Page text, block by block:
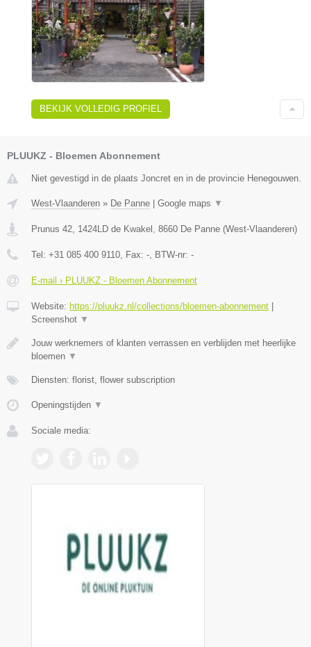
BEKIJK VOLLEDIG PROFIEL
PLUUKZ - Bloemen Abonnement
Niet gevestigd in de plaats Joncret en in de provincie Henegouwen.
West-Vlaanderen » De Panne Google maps ▼
Prunus 42, 1424LD de Kwakel , 8660 De Panne (West-Vlaanderen)
Tel: +31 085 400 9110, Fax: -, BTW-nr: -
E-mail › PLUUKZ - Bloemen Abonnement
Website: https://pluukz.nl/collections/bloemen-abonnement
Screenshot ▼
Jouw werknemers of klanten verrassen en verblijden met heerlijke
bloemen ▼
Diensten: florist, flower subscription
Openingstijden ▼
Sociale media: